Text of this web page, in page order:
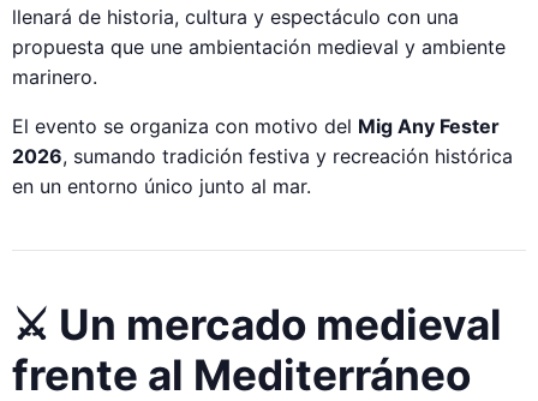
llenará de historia, cultura y espectáculo con una
propuesta que une ambientación medieval y ambiente
marinero.
El evento se organiza con motivo del Mig Any Fester
2026, sumando tradición festiva y recreación histórica
en un entorno único junto al mar.
⚔ Un mercado medieval
frente al Mediterráneo